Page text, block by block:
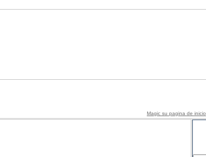
Magic su pagina de inicio